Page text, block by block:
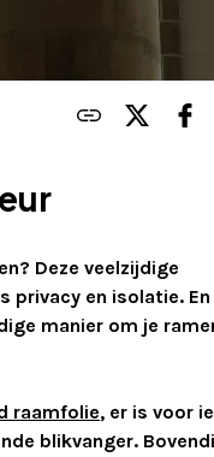
Deze veelzijdige
privacy en isolatie.
manier om je
raamfolie, er is voor
blikvanger.